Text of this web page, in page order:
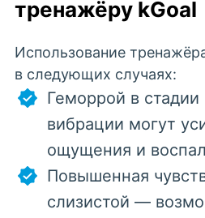
тренажёру kGoal
Использование
в следующих случаях:
Геморрой в
вибрации могут
ощущения и
Повышенная
слизистой —